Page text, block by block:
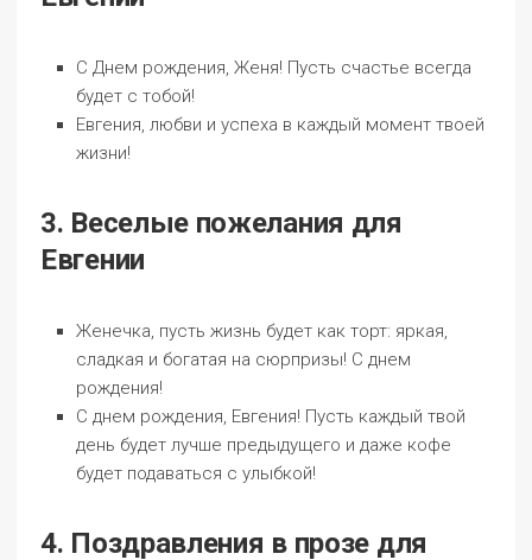
С Днем рождения, Женя! Пусть счастье всегда
будет с тобой!
Евгения, любви и успеха в каждый момент твоей
жизни!
3. Веселые пожелания для
Евгении
Женечка, пусть жизнь будет как торт: яркая,
сладкая и богатая на сюрпризы! С днем
рождения!
С днем рождения, Евгения! Пусть каждый твой
день будет лучше предыдущего и даже кофе
будет подаваться с улыбкой!
4. Поздравления в прозе для